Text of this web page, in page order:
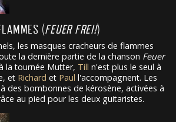
(FEUER FREI!)
les masques cracheurs de flammes
la dernière partie de la chanson Feuer
la tournée Mutter, Till n'est plus le seul à
et Richard et Paul l'accompagnent. Les
des bombonnes de kérosène, activées à
au pied pour les deux guitaristes.